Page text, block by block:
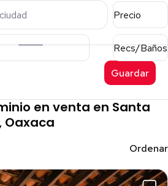
Precio
Recs/Baños
Guardar
en venta en Santa
Oaxaca
Ordenar